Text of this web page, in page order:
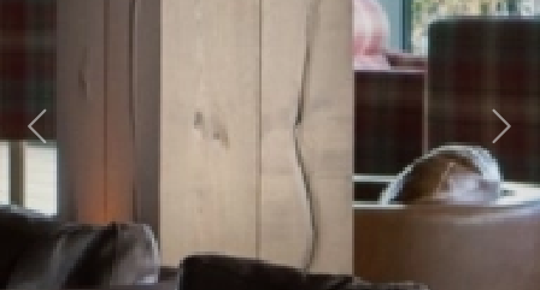
Previous Next